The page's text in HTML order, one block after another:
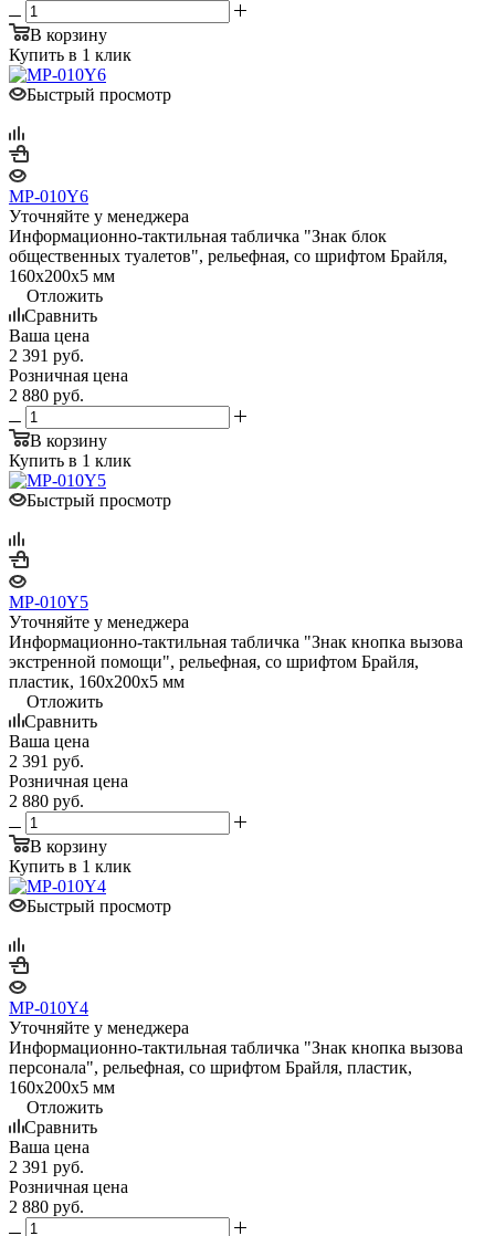
В корзину
Купить в 1 клик
Быстрый просмотр
MP-010Y6
Уточняйте у менеджера
Информационно-тактильная табличка "Знак блок
общественных туалетов", рельефная, со шрифтом Брайля,
160х200х5 мм
Отложить
Сравнить
Ваша цена
2 391 руб.
Розничная цена
2 880 руб.
В корзину
Купить в 1 клик
Быстрый просмотр
MP-010Y5
Уточняйте у менеджера
Информационно-тактильная табличка "Знак кнопка вызова
экстренной помощи", рельефная, со шрифтом Брайля,
пластик, 160х200х5 мм
Отложить
Сравнить
Ваша цена
2 391 руб.
Розничная цена
2 880 руб.
В корзину
Купить в 1 клик
Быстрый просмотр
MP-010Y4
Уточняйте у менеджера
Информационно-тактильная табличка "Знак кнопка вызова
персонала", рельефная, со шрифтом Брайля, пластик,
160х200х5 мм
Отложить
Сравнить
Ваша цена
2 391 руб.
Розничная цена
2 880 руб.